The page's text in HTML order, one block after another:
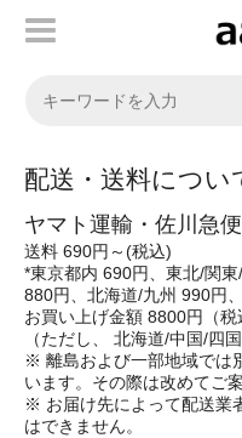
配送・送料につい
ヤマト運輸・佐川急
送料 690円～(税込)
*東京都内 690円、東北/関
880円、北海道/九州 990円
お買い上げ金額 8800円（
（ただし、 北海道/中国/四
※ 離島および一部地域では
います。その際は改めてご
※ お届け先によって配送業
はできません。